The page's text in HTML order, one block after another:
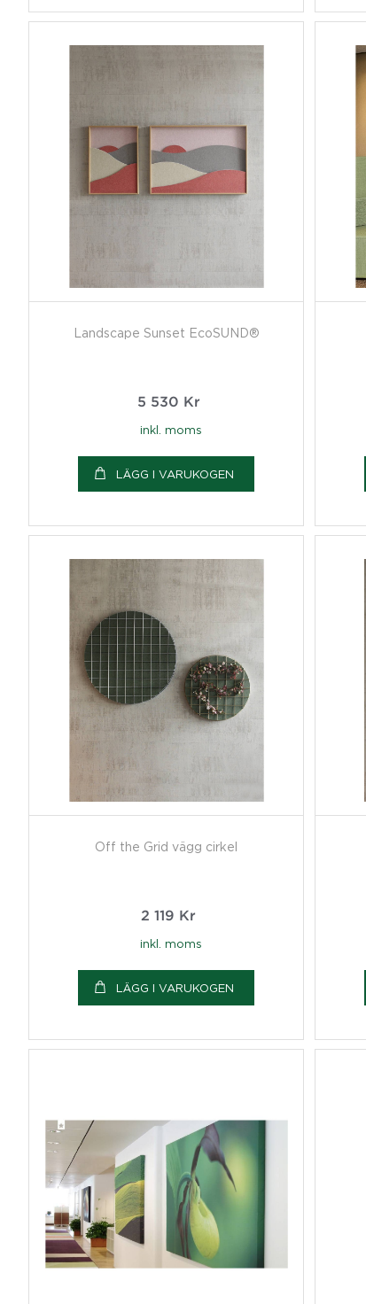
Landscape Sunset EcoSUND®
5 530 Kr
inkl. moms
LÄGG I VARUKOGEN
Off the Grid vägg cirkel
2 119 Kr
inkl. moms
LÄGG I VARUKOGEN